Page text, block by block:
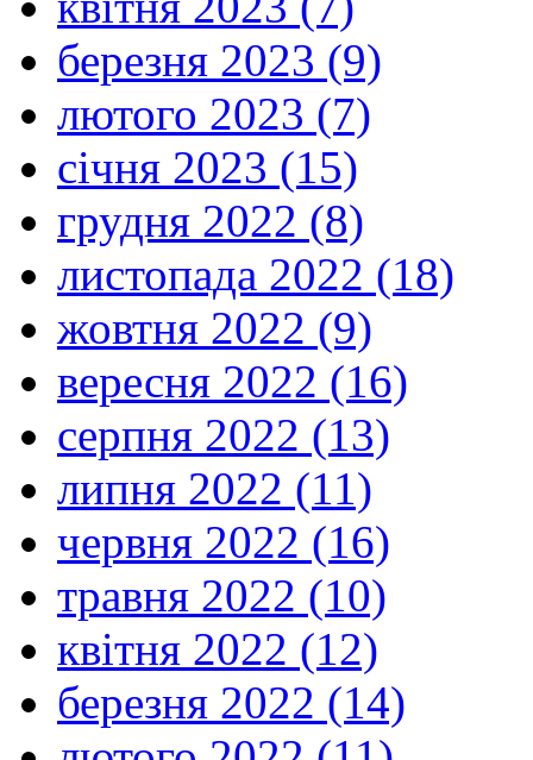
березня 2023 (9)
лютого 2023 (7)
січня 2023 (15)
грудня 2022 (8)
листопада 2022 (18)
жовтня 2022 (9)
вересня 2022 (16)
серпня 2022 (13)
липня 2022 (11)
червня 2022 (16)
травня 2022 (10)
квітня 2022 (12)
березня 2022 (14)